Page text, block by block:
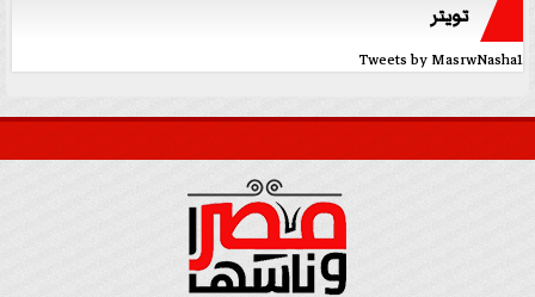
تويتر
Tweets by MasrwNasha1